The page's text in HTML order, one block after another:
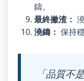
鑄。
最終撇渣：
澆鑄： 保持
「品質不